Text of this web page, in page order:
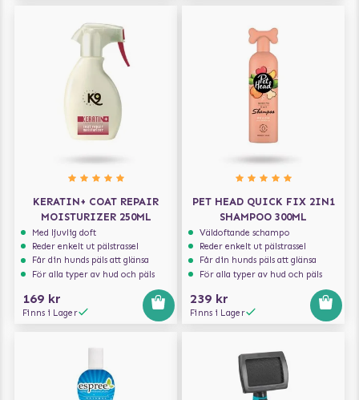
KERATIN+ COAT REPAIR
MOISTURIZER 250ML
Med ljuvlig doft
Reder enkelt ut pälstrassel
Får din hunds päls att glänsa
För alla typer av hud och päls
169 kr
Finns i Lager
PET HEAD QUICK FIX 2IN1
SHAMPOO 300ML
Väldoftande schampo
Reder enkelt ut pälstrassel
Får din hunds päls att glänsa
För alla typer av hud och päls
239 kr
Finns i Lager